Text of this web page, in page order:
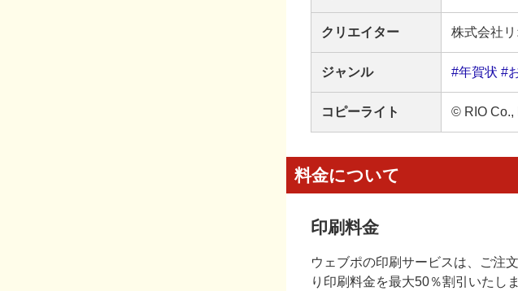
クリエイター 株式会社リ
ジャンル #年賀状 #
コピーライト © RIO Co.,
料金について
印刷料金
ウェブポの印刷サービスは、ご注
り印刷料金を最大50％割引いたしま